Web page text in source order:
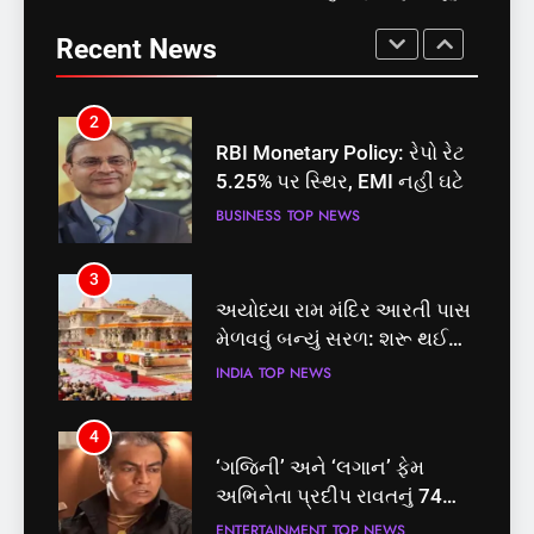
5.25% પર સ્થિર, EMI નહીં ઘટે
3
અયોધ્યા રામ મંદિર આરતી પાસ
મેળવવું બન્યું સરળ: શરૂ થઈ
તત્કાલ સુવિધા, જાણો સંપૂર્ણ
INDIA TOP NEWS
4
‘ગજિની’ અને ‘લગાન’ ફેમ
અભિનેતા પ્રદીપ રાવતનું 74
વર્ષની વયે નિધન, બ્લડ કેન્સર
ENTERTAINMENT
5
કોડીનારના છારા દરિયાકાંઠે પાંચ
કિશોરો ડૂબ્યા, 3નો બચાવ, 2
Recent News
બેઠક પરથી પવન પાંડેને 2027
માટે બનાવાયા ઉમેદવાર
2
RBI Monetary Policy: રેપો રેટ
5.25% પર સ્થિર, EMI નહીં ઘટે
BUSINESS TOP NEWS
3
અયોધ્યા રામ મંદિર આરતી પાસ
મેળવવું બન્યું સરળ: શરૂ થઈ
તત્કાલ સુવિધા, જાણો સંપૂર્ણ
INDIA TOP NEWS
4
‘ગજિની’ અને ‘લગાન’ ફેમ
અભિનેતા પ્રદીપ રાવતનું 74
વર્ષની વયે નિધન, બ્લડ કેન્સર